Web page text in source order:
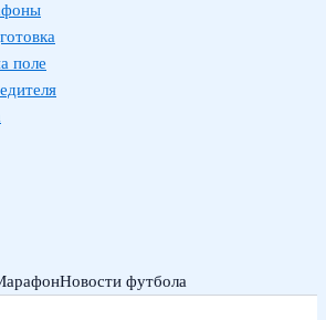
поле
Новости футбола